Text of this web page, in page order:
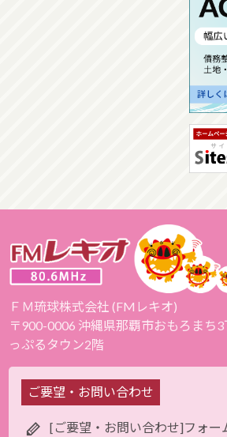
ＦＭ琉球株式会社 (FMレキオ)
〒900-0006 沖縄県那覇市おもろまち
っぷるタウン2階
ご要望・お問い合わせ
[ご要望・お問い合わせ]フォー